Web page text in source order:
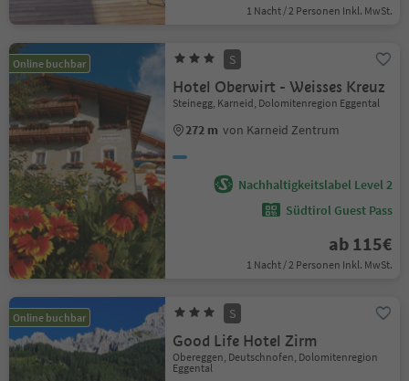
1 Nacht / 2 Personen Inkl. MwSt.
Online buchbar S
Hotel Oberwirt - Weisses Kreuz
Steinegg, Karneid, Dolomitenregion Eggental
272 m von Karneid Zentrum
Nachhaltigkeitslabel Level 2
Südtirol Guest Pass
ab 115€
1 Nacht / 2 Personen Inkl. MwSt.
Online buchbar S
Good Life Hotel Zirm
Obereggen, Deutschnofen, Dolomitenregion
Eggental